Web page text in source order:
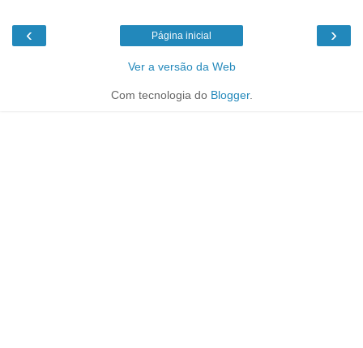
‹ ›
Página inicial
Ver a versão da Web
Com tecnologia do Blogger.